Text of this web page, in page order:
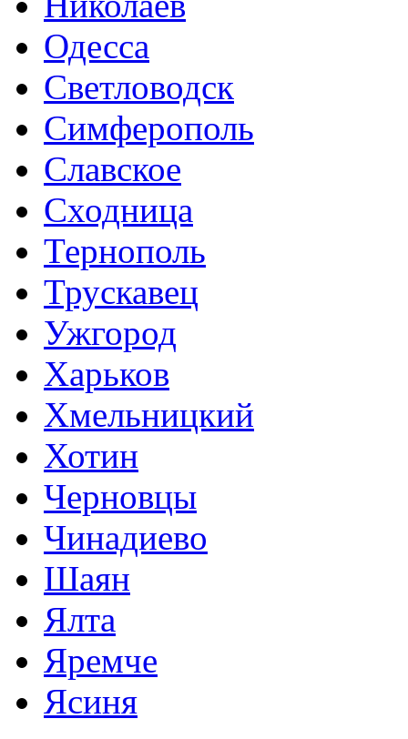
Одесса
Светловодск
Симферополь
Славское
Сходница
Тернополь
Трускавец
Ужгород
Харьков
Хмельницкий
Хотин
Черновцы
Чинадиево
Шаян
Ялта
Яремче
Ясиня